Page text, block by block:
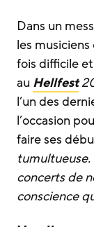
Dans un
les
fois difficile
au Hellfest
l’un des
l’occasion
faire ses
tumultueuse.
concerts de
conscience